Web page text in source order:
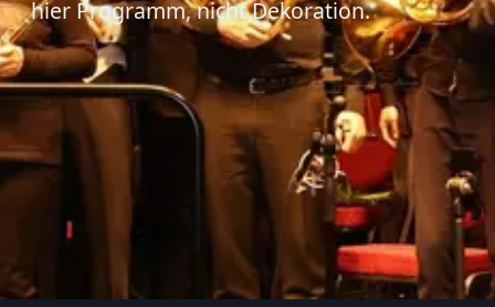
hier Programm, nicht Dekoration.